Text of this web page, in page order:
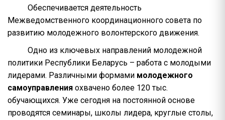
Обеспечивается деятельность
Межведомственного координационного совета по
развитию молодежного волонтерского движения.
Одно из ключевых направлений молодежной
политики Республики Беларусь – работа с молодыми
лидерами. Различными формами молодежного
самоуправления охвачено более 120 тыс.
обучающихся. Уже сегодня на постоянной основе
проводятся семинары, школы лидера, круглые столы,